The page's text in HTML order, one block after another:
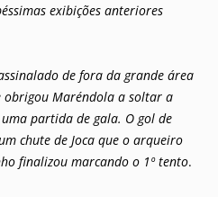
exibições anteriores
de fora da grande área
obrigou Maréndola a soltar a
partida de gala. O gol de
chute de Joca que o arqueiro
finalizou marcando o 1º tento.